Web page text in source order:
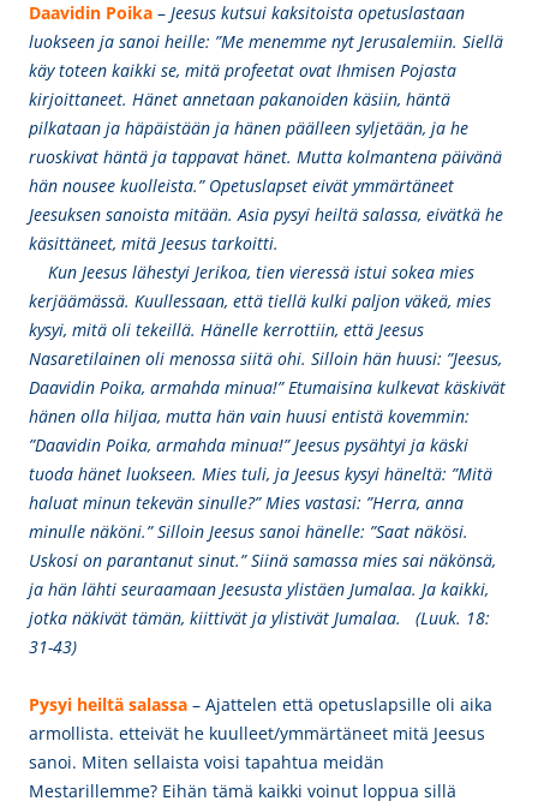
Daavidin Poika – Jeesus kutsui kaksitoista opetuslastaan
luokseen ja sanoi heille: ”Me menemme nyt Jerusalemiin. Siellä
käy toteen kaikki se, mitä profeetat ovat Ihmisen Pojasta
kirjoittaneet. Hänet annetaan pakanoiden käsiin, häntä
pilkataan ja häpäistään ja hänen päälleen syljetään, ja he
ruoskivat häntä ja tappavat hänet. Mutta kolmantena päivänä
hän nousee kuolleista.” Opetuslapset eivät ymmärtäneet
Jeesuksen sanoista mitään. Asia pysyi heiltä salassa, eivätkä he
käsittäneet, mitä Jeesus tarkoitti.
Kun Jeesus lähestyi Jerikoa, tien vieressä istui sokea mies
kerjäämässä. Kuullessaan, että tiellä kulki paljon väkeä, mies
kysyi, mitä oli tekeillä. Hänelle kerrottiin, että Jeesus
Nasaretilainen oli menossa siitä ohi. Silloin hän huusi: ”Jeesus,
Daavidin Poika, armahda minua!” Etumaisina kulkevat käskivät
hänen olla hiljaa, mutta hän vain huusi entistä kovemmin:
”Daavidin Poika, armahda minua!” Jeesus pysähtyi ja käski
tuoda hänet luokseen. Mies tuli, ja Jeesus kysyi häneltä: ”Mitä
haluat minun tekevän sinulle?” Mies vastasi: ”Herra, anna
minulle näköni.” Silloin Jeesus sanoi hänelle: ”Saat näkösi.
Uskosi on parantanut sinut.” Siinä samassa mies sai näkönsä,
ja hän lähti seuraamaan Jeesusta ylistäen Jumalaa. Ja kaikki,
jotka näkivät tämän, kiittivät ja ylistivät Jumalaa. (Luuk. 18:
31-43)
Pysyi heiltä salassa – Ajattelen että opetuslapsille oli aika
armollista. etteivät he kuulleet/ymmärtäneet mitä Jeesus
sanoi. Miten sellaista voisi tapahtua meidän
Mestarillemme? Eihän tämä kaikki voinut loppua sillä